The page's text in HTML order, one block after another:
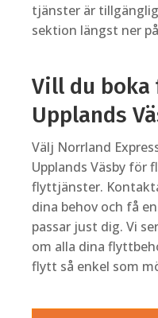
tjänster är
sektion längst ner
Vill du
Upplands
Välj Norrland
Upplands Väsby för
flyttjänster.
dina behov och få
passar just dig. Vi
om alla dina
flytt så enkel som